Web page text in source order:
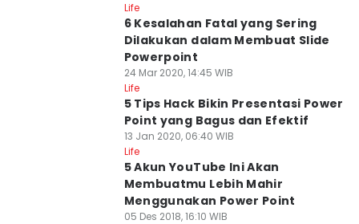
Life
6 Kesalahan Fatal yang Sering
Dilakukan dalam Membuat Slide
Powerpoint
24 Mar 2020, 14:45 WIB
Life
5 Tips Hack Bikin Presentasi Power
Point yang Bagus dan Efektif
13 Jan 2020, 06:40 WIB
Life
5 Akun YouTube Ini Akan
Membuatmu Lebih Mahir
Menggunakan Power Point
05 Des 2018, 16:10 WIB